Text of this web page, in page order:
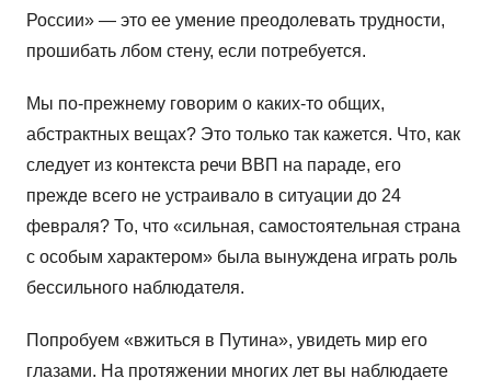
России» — это ее умение преодолевать трудности,
прошибать лбом стену, если потребуется.
Мы по-прежнему говорим о каких-то общих,
абстрактных вещах? Это только так кажется. Что, как
следует из контекста речи ВВП на параде, его
прежде всего не устраивало в ситуации до 24
февраля? То, что «сильная, самостоятельная страна
с особым характером» была вынуждена играть роль
бессильного наблюдателя.
Попробуем «вжиться в Путина», увидеть мир его
глазами. На протяжении многих лет вы наблюдаете